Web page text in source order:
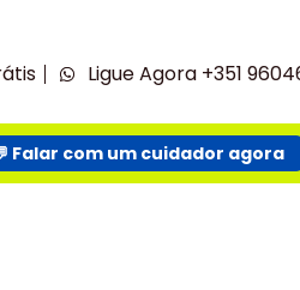
Ligue Agora +351
Falar com um cuidador agora